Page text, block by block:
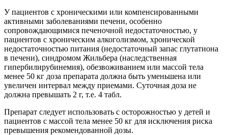
У пациентов с хроническими или компенсированными
активными заболеваниями печени, особенно
сопровождающимися печеночной недостаточностью, у
пациентов с хроническим алкоголизмом, хронической
недостаточностью питания (недостаточный запас глутатиона
в печени), синдромом Жильбера (наследственная
гипербилирубинемия), обезвоживанием или массой тела
менее 50 кг доза препарата должна быть уменьшена или
увеличен интервал между приемами. Суточная доза не
должна превышать 2 г, т.е. 4 табл.
Препарат следует использовать с осторожностью у детей и
пациентов с массой тела менее 50 кг для исключения риска
превышения рекомендованной дозы.